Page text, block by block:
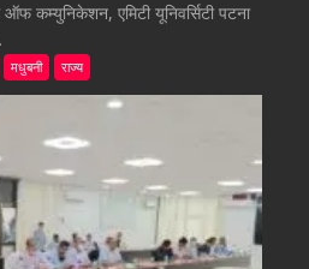
कम्युनिकेशन, एमिटी यूनिवर्सिटी पटना
मधुबनी राज्य